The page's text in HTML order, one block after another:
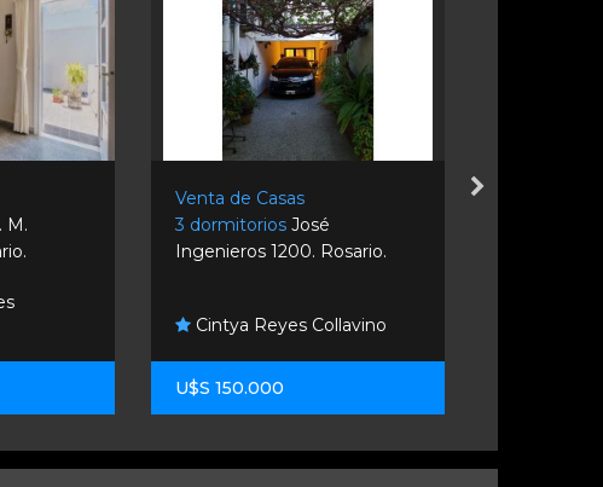
M.
Venta de Casas
3 dormitoriosJosé
Ingenieros 1200. Rosario.
Cintya Reyes Collavino
U$S 150.000